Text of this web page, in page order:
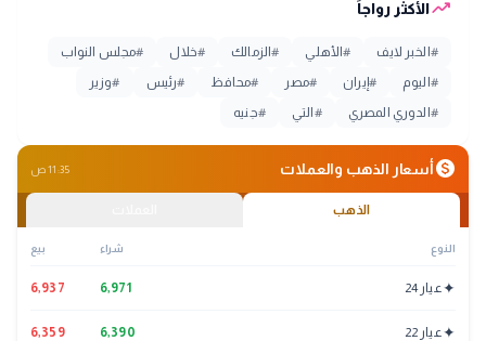
trending_upالأكثر رواجاً
# الخبر لايف #الأهلي #الزمالك #خلال #مجلس النواب
# اليوم # إيران #مصر #محافظ #رئيس #وزير
# الدوري المصري # التي #جنيه
monetization_onأسعار الذهب والعملات 11:35 ص
الذهب
النوع شراء بيع
✦عيار 24 6,971
6,937
✦عيار 22 6,390
6,359